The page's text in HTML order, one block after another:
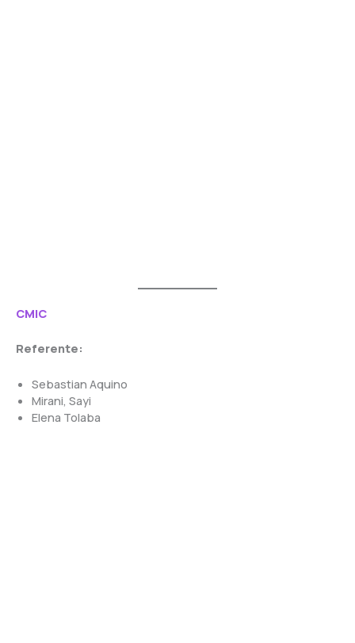
CMIC
Referente:
Sebastian Aquino
Mirani, Sayi
Elena Tolaba